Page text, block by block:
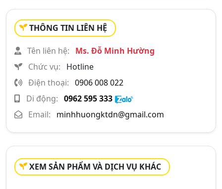
THÔNG TIN LIÊN HỆ
Tên liên hệ:
Ms. Đỗ Minh Hường
Chức vụ:
Hotline
Điện thoại: 0906 008 022
Di động: 0962 595 333
Email:
minhhuongktdn@gmail.com
XEM SẢN PHẨM VÀ DỊCH VỤ KHÁC